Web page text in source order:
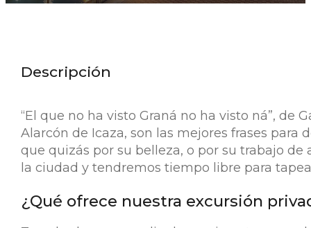
Descripción
“El que no ha visto Graná no ha visto ná”, de
Alarcón de Icaza, son las mejores frases
que quizás por su belleza, o por su trabajo
la ciudad y tendremos tiempo libre para
¿Qué ofrece nuestra excursión